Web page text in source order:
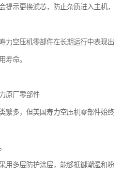
提示更换滤芯，防止杂质进入主机，
力空压机零部件在长期运行中表现出
寿命。
原厂零部件
繁多，但美国寿力空压机零部件始终
用多层防护涂层，能够抵御潮湿和粉